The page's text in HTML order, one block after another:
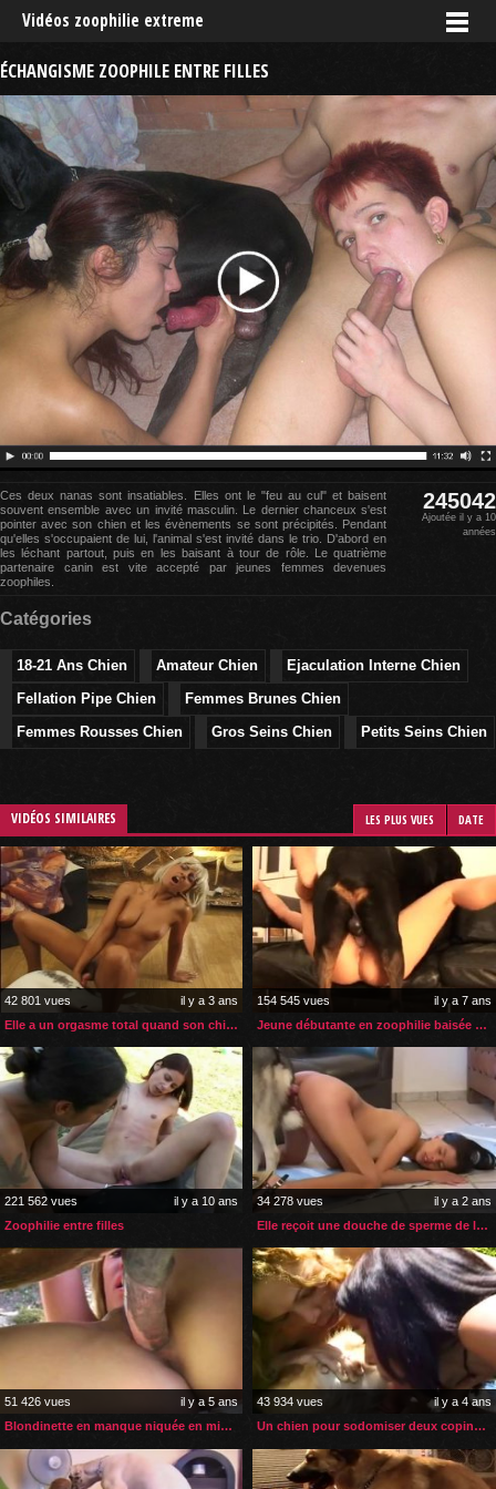
Vidéos zoophilie extreme
ÉCHANGISME ZOOPHILE ENTRE FILLES
Ces deux nanas sont insatiables. Elles ont le "feu au cul" et baisent
souvent ensemble avec un invité masculin. Le dernier chanceux s'est
pointer avec son chien et les évènements se sont précipités. Pendant
qu'elles s'occupaient de lui, l'animal s'est invité dans le trio. D'abord en
les léchant partout, puis en les baisant à tour de rôle. Le quatrième
partenaire canin est vite accepté par jeunes femmes devenues
zoophiles.
245042
Ajoutée il y a 10
années
Catégories
18-21 Ans Chien Amateur Chien
Ejaculation Interne Chien
Fellation Pipe Chien
Femmes Brunes Chien
Femmes Rousses Chien
Gros Seins Chien Petits Seins Chien
VIDÉOS SIMILAIRES LES PLUS VUES DATE
42 801 vues
il y a 3 ans
Elle a un orgasme total quand son chien éjacule dans sa chatte
154 545 vues
il y a 7 ans
Jeune débutante en zoophilie baisée par un rottweiler
221 562 vues
il y a 10 ans
Zoophilie entre filles
34 278 vues
il y a 2 ans
Elle reçoit une douche de sperme de la part de son husky
51 426 vues
il y a 5 ans
Blondinette en manque niquée en missionnaire par son cheval
43 934 vues
il y a 4 ans
Un chien pour sodomiser deux copines lesbiennes